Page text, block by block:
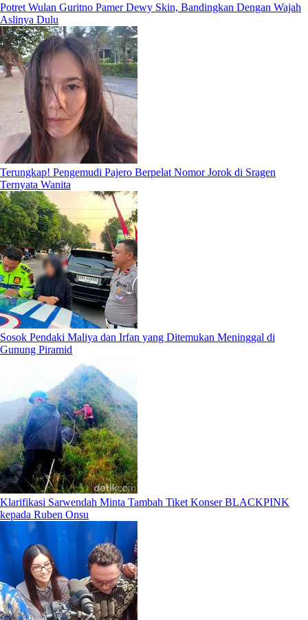
Potret Wulan Guritno Pamer Dewy Skin, Bandingkan Dengan Wajah
Aslinya Dulu
Terungkap! Pengemudi Pajero Berpelat Nomor Jorok di Sragen
Ternyata Wanita
Sosok Pendaki Maliya dan Irfan yang Ditemukan Meninggal di
Gunung Piramid
Klarifikasi Sarwendah Minta Tambah Tiket Konser BLACKPINK
kepada Ruben Onsu